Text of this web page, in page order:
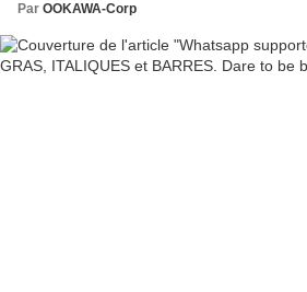
Par OOKAWA-Corp